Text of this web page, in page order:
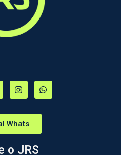
Whats
o JRS